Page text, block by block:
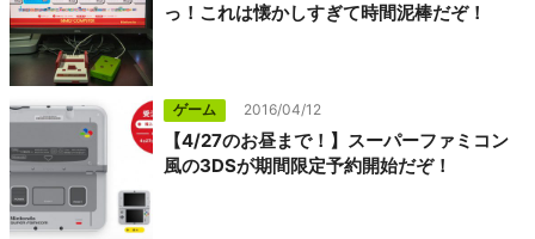
っ！これは懐かしすぎて時間泥棒だぞ！
ゲーム 2016/04/12
【4/27のお昼まで！】スーパーファミコン
風の3DSが期間限定予約開始だぞ！